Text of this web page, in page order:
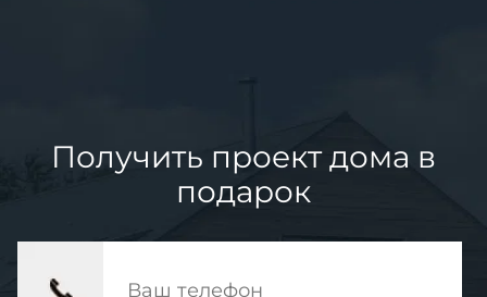
Получить проект дома в
подарок